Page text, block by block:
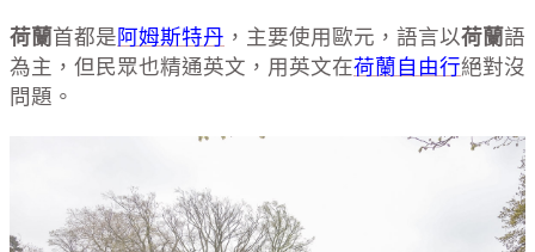
荷蘭首都是阿姆斯特丹 ，主要使用歐元，語言以荷蘭語
為主，但民眾也精通英文，用英文在荷蘭自由行絕對沒
問題。